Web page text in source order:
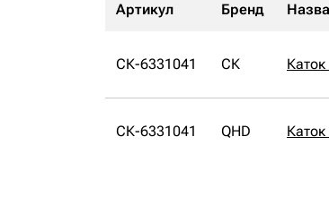
Артикул Бренд
СК-6331041 СК
СК-6331041 QHD